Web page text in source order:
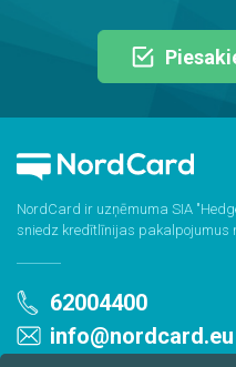
NordCard ir uzņēmuma SIA
sniedz kredītlīnijas pakalpojumus
62004400
info@nordcard.eu